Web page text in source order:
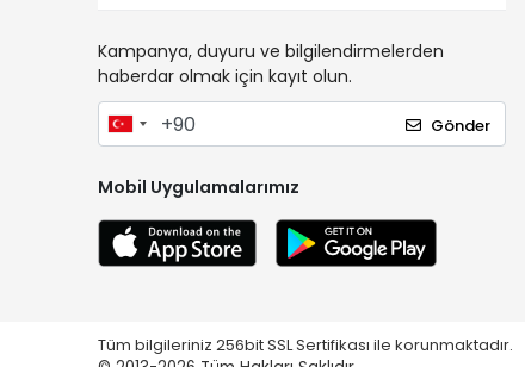
Kampanya, duyuru ve bilgilendirmelerden
haberdar olmak için kayıt olun.
Gönder
Mobil Uygulamalarımız
Tüm bilgileriniz 256bit SSL Sertifikası ile korunmaktadır.